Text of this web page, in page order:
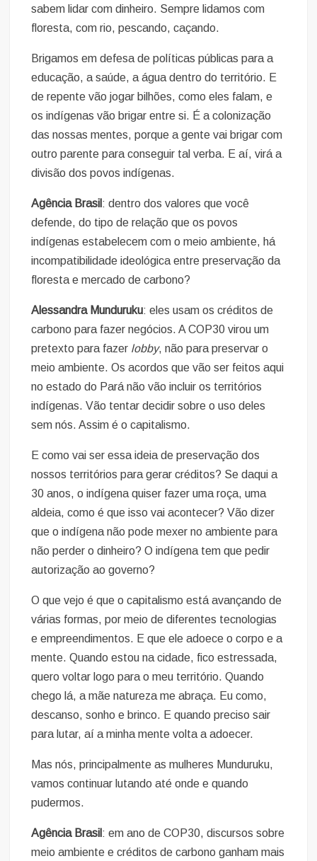
sabem lidar com dinheiro. Sempre lidamos com
floresta, com rio, pescando, caçando.
Brigamos em defesa de políticas públicas para a
educação, a saúde, a água dentro do território. E
de repente vão jogar bilhões, como eles falam, e
os indígenas vão brigar entre si. É a colonização
das nossas mentes, porque a gente vai brigar com
outro parente para conseguir tal verba. E aí, virá a
divisão dos povos indígenas.
Agência Brasil : dentro dos valores que você
defende, do tipo de relação que os povos
indígenas estabelecem com o meio ambiente, há
incompatibilidade ideológica entre preservação da
floresta e mercado de carbono?
Alessandra Munduruku: eles usam os créditos de
carbono para fazer negócios. A COP30 virou um
pretexto para fazer lobby, não para preservar o
meio ambiente. Os acordos que vão ser feitos aqui
no estado do Pará não vão incluir os territórios
indígenas. Vão tentar decidir sobre o uso deles
sem nós. Assim é o capitalismo.
E como vai ser essa ideia de preservação dos
nossos territórios para gerar créditos? Se daqui a
30 anos, o indígena quiser fazer uma roça, uma
aldeia, como é que isso vai acontecer? Vão dizer
que o indígena não pode mexer no ambiente para
não perder o dinheiro? O indígena tem que pedir
autorização ao governo?
O que vejo é que o capitalismo está avançando de
várias formas, por meio de diferentes tecnologias
e empreendimentos. E que ele adoece o corpo e a
mente. Quando estou na cidade, fico estressada,
quero voltar logo para o meu território. Quando
chego lá, a mãe natureza me abraça. Eu como,
descanso, sonho e brinco. E quando preciso sair
para lutar, aí a minha mente volta a adoecer.
Mas nós, principalmente as mulheres Munduruku,
vamos continuar lutando até onde e quando
pudermos.
Agência Brasil : em ano de COP30, discursos sobre
meio ambiente e créditos de carbono ganham mais